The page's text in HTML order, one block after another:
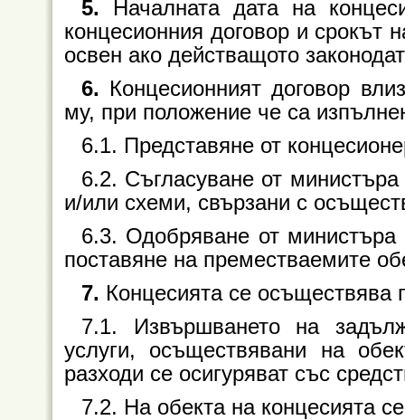
5.
Началната дата на
концесионния договор и срокът
освен ако действащото
6. Концесионният договор
му, при положение че са
6.1. Представяне от
6.2. Съгласуване от
и/или схеми, свързани с
6.3. Одобряване от
поставяне на преместваемите
7. Концесията се осъществява
7.1. Извършването на
услуги, осъществявани на
разходи се осигуряват със
7.2. На обекта на концесията